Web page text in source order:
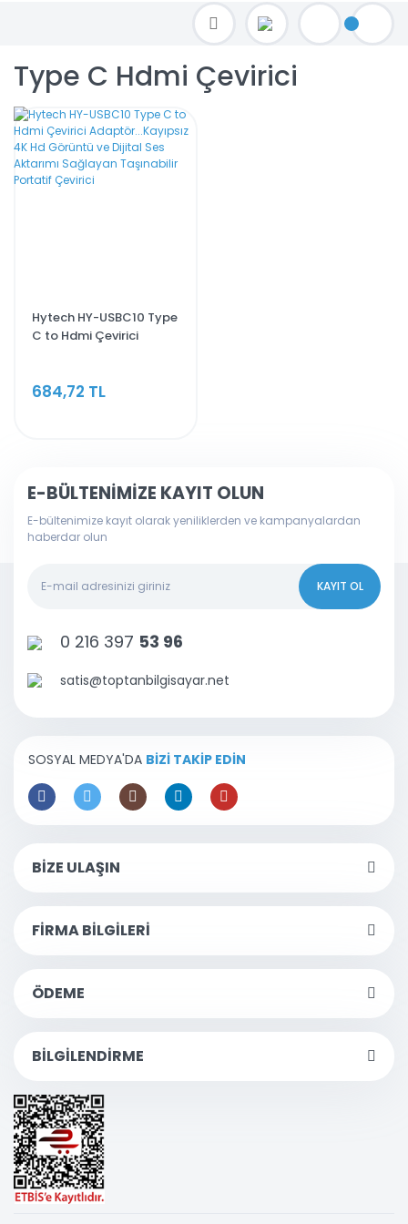
TOPTAN FİYAT ALMAK İÇİN satis@toptanbilgisayar.net MAİL ATINIZ.
SİPARİŞLERİNİZİ AYNI GÜN KARGO İLE GÖNDERİYORUZ!
Type C Hdmi Çevirici
Hytech HY-USBC10 Type
C to Hdmi Çevirici
Aktarımı Sağlayan
684,72 TL
E-BÜLTENİMİZE KAYIT OLUN
E-bültenimize kayıt olarak yeniliklerden ve kampanyalardan
haberdar olun
KAYIT OL
0 216 397 53 96
satis@toptanbilgisayar.net
SOSYAL MEDYA'DA BİZİ TAKİP EDİN
BİZE ULAŞIN
FİRMA BİLGİLERİ
ÖDEME
BİLGİLENDİRME